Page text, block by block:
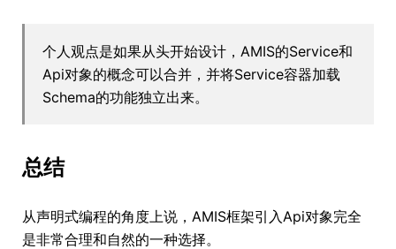
个人观点是如果从头开始设计，AMIS的Service和
Api对象的概念可以合并，并将Service容器加载
Schema的功能独立出来。
总结
从声明式编程的角度上说，AMIS框架引入Api对象完全
是非常合理和自然的一种选择。